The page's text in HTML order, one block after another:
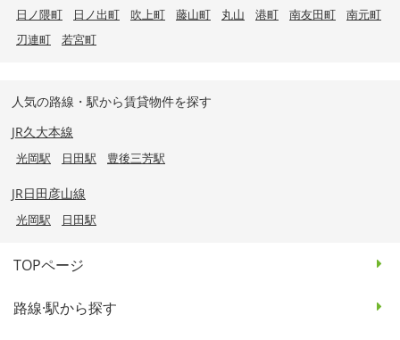
日ノ隈町
日ノ出町 吹上町 藤山町 丸山 港町 南友田町
南元町
刃連町
若宮町
人気の路線・駅から賃貸物件を探す
JR久大本線
光岡駅 日田駅 豊後三芳駅
JR日田彦山線
光岡駅 日田駅
TOPページ
路線·駅から探す